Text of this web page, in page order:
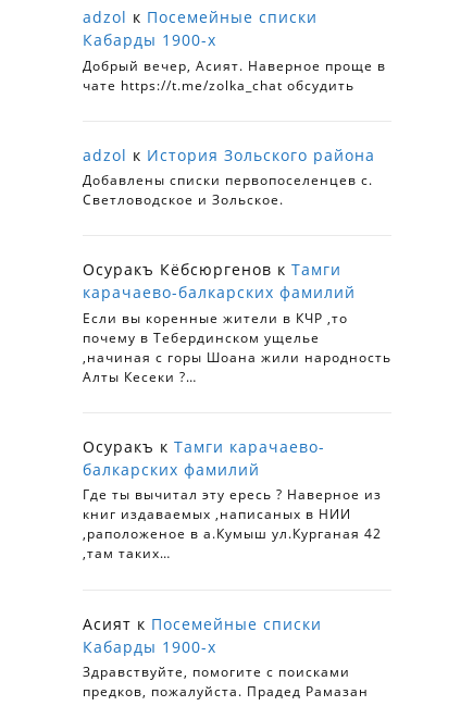
adzol к Посемейные списки
Кабарды 1900-х
Добрый вечер, Асият. Наверное проще в
чате https://t.me/zolka_chat обсудить
adzol к История Зольского района
Добавлены списки первопоселенцев с.
Светловодское и Зольское.
Осуракъ Кёбсюргенов к Тамги
карачаево-балкарских фамилий
Если вы коренные жители в КЧР ,то
почему в Тебердинском ущелье
,начиная с горы Шоана жили народность
Алты Кесеки ?…
Осуракъ к Тамги карачаево-
балкарских фамилий
Где ты вычитал эту ересь ? Наверное из
книг издаваемых ,написаных в НИИ
,раположеное в а.Кумыш ул.Курганая 42
,там таких…
Асият к Посемейные списки
Кабарды 1900-х
Здравствуйте, помогите с поисками
предков, пожалуйста. Прадед Рамазан